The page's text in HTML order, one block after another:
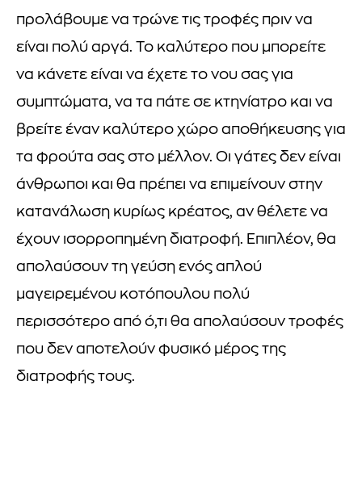
προλάβουμε να τρώνε τις τροφές πριν να
είναι πολύ αργά. Το καλύτερο που μπορείτε
να κάνετε είναι να έχετε το νου σας για
συμπτώματα, να τα πάτε σε κτηνίατρο και να
βρείτε έναν καλύτερο χώρο αποθήκευσης για
τα φρούτα σας στο μέλλον. Οι γάτες δεν είναι
άνθρωποι και θα πρέπει να επιμείνουν στην
κατανάλωση κυρίως κρέατος, αν θέλετε να
έχουν ισορροπημένη διατροφή. Επιπλέον, θα
απολαύσουν τη γεύση ενός απλού
μαγειρεμένου κοτόπουλου πολύ
περισσότερο από ό,τι θα απολαύσουν τροφές
που δεν αποτελούν φυσικό μέρος της
διατροφής τους.